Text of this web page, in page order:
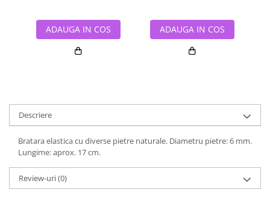
ADAUGA IN COS ADAUGA IN COS
Descriere
Bratara elastica cu diverse pietre naturale. Diametru pietre: 6 mm.
Lungime: aprox. 17 cm.
Review-uri(0)